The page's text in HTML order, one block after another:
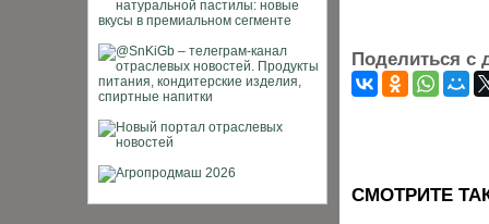
Поделиться с
CМОТРИТЕ